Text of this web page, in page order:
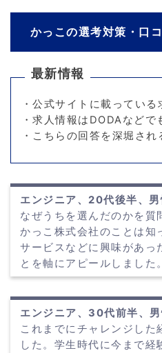
かっこの選考対策・口
最新情報
・公式サイトに載ってい
・求人情報はDODAなどで
・こちらの回答を深堀され
エンジニア、20代後半、男
なぜうちを選んだのかを質
かっこ株式会社のことは知
サービスなどに興味があっ
とを軸にアピールしました。
エンジニア、30代前半、
これまでにチャレンジした
した。学生時代に今まで経